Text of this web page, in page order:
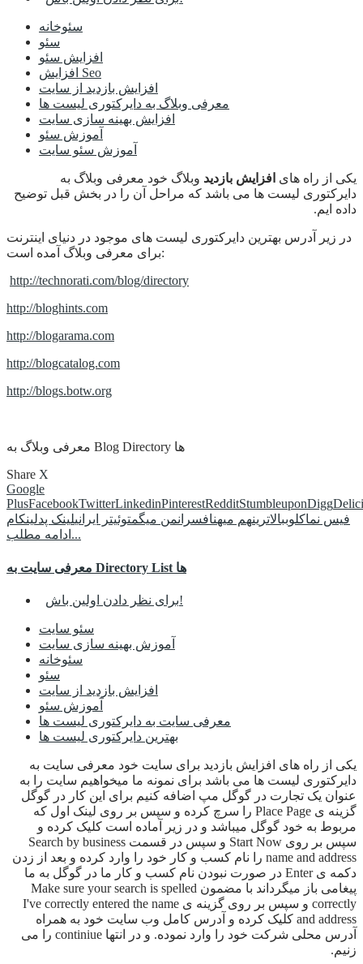
سئوخانه
سئو
افزایش سئو
افزایش Seo
افزایش بازدید از سایت
معرفی وبلاگ به دایرکتوری لیست ها
افزایش بهینه سازی سایت
آموزش سئو
آموزش سئو سایت
یکی از راه های افزایش بازدید وبلاگ خود معرفی وبلاگ به
دایرکتوری لیست ها می باشد که مراحل آن را در بخش قبل توضیح
داده ایم.
در زیر آدرس بهترین دایرکتوری لیست های موجود در دنیای اینترنت
برای معرفی وبلاگ آمده است:
http://technorati.com/blog/directory
http://bloghints.com
http://blogarama.com
http://blogcatalog.com
http://blogs.botw.org
معرفی وبلاگ به Blog Directory ها
Share X
Google
PlusFacebookTwitterLinkedinPinterestRedditStumbleuponDigg
فیس نماکلوببالاترینهم میهنافسرانمن میگمتوئیتر ایرانیلینک پدلینکام
ادامه مطلب...
معرفی سایت به Directory List ها
برای نظر دادن اولین باش!
سئو سایت
آموزش بهینه سازی سایت
سئوخانه
سئو
افزایش بازدید از سایت
آموزش سئو
معرفی سایت به دایرکتوری لیست ها
بهترین دایرکتوری لیست ها
یکی از راه های افزایش بازدید برای سایت خود معرفی سایت به
دایرکتوری لیست ها می باشد برای نمونه ما میخواهیم سایت را به
عنوان یک تجارت در گوگل مپ اضافه کنیم برای این کار در گوگل
گزینه ی Place Page را سرچ کرده و سپس بر روی لینک اول که
مربوط به خود گوگل میباشد و در زیر آماده است کلیک کرده و
سپس بر روی Start Now و سپس در قسمت Search by business
name and address را نام کسب و کار خود را وارد کرده و بعد از زدن
دکمه ی Enter در صورت نبودن نام کسب و کار ما در گوگل به ما
پیغامی باز میگرداند با مضمون Make sure your search is spelled
correctly و سپس بر روی گزینه ی I've correctly entered the name
and address کلیک کرده و آدرس کامل وب سایت خود به همراه
آدرس محلی شرکت خود را وارد نموده. و در انتها continiue را می
زنیم.